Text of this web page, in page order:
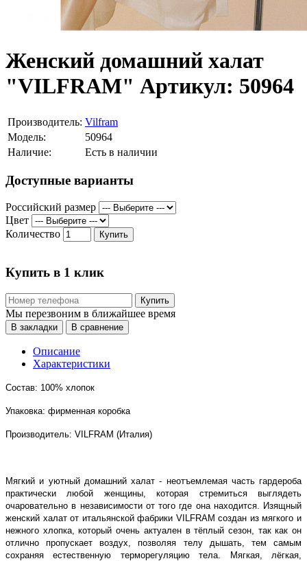
Женский домашний халат
"VILFRAM" Артикул: 50964
Производитель: Vilfram
Модель:
50964
Наличие:
Есть в наличии
Доступные варианты
Российский размер
Цвет
Количество
Купить
Купить в 1 клик
Купить
Мы перезвоним в ближайшее время
В закладки В сравнение
Описание
Характеристики
Состав: 100% хлопок
Упаковка: фирменная коробка
Производитель: VILFRAM (Италия)
Мягкий и уютный домашний халат - неотъемлемая часть гардероба
практически любой женщины, которая стремиться выглядеть
очаровательно в независимости от того где она находится. Изящный
женский халат от итальянской фабрики VILFRAM создан из мягкого и
нежного хлопка, который очень актуален в тёплый сезон, так как он
отлично пропускает воздух, позволяя телу дышать, тем самым
сохраняя естественную терморегуляцию тела. Мягкая, лёгкая,